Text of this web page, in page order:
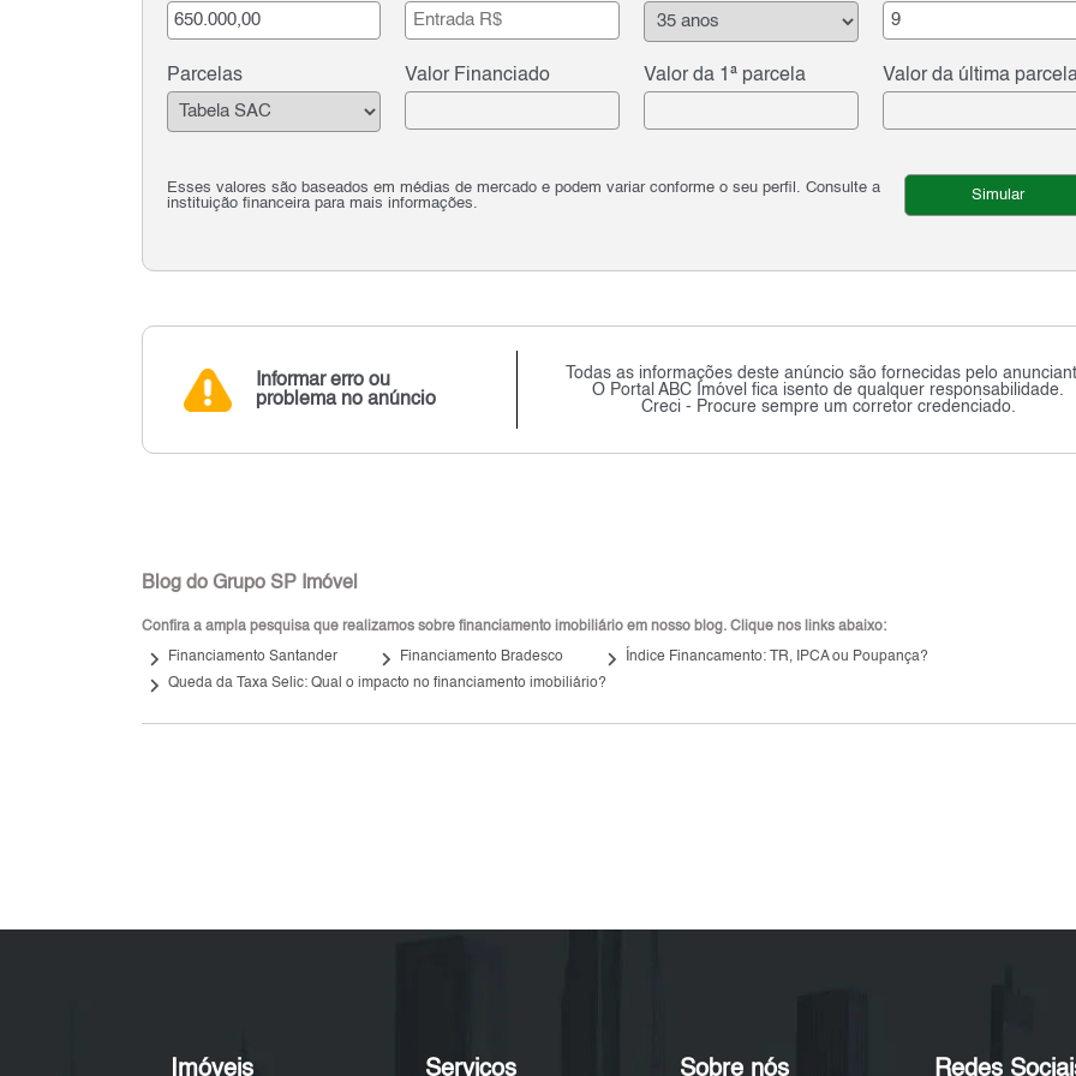
Parcelas Valor Financiado Valor da 1ª parcela Valor da última
Esses valores são baseados em médias de mercado e podem variar conforme o seu perfil. Consulte a
instituição financeira para mais informações.
Simular
Informar erro ou
problema no anúncio
Todas as informações deste anúncio são fornecidas pelo
O Portal ABC Imóvel fica isento de qualquer responsabilidade.
Creci - Procure sempre um corretor credenciado.
Blog do Grupo SP Imóvel
Confira a ampla pesquisa que realizamos sobre financiamento imobiliário em nosso blog. Clique nos links abaixo:
keyboard_arrow_right Financiamento Santander keyboard_arrow_right Financiamento Bradesco keyboard_arrow_right Índice Financamento: TR, IPCA ou Poupança?
keyboard_arrow_right Queda da Taxa Selic: Qual o impacto no financiamento imobiliário?
Imóveis Serviços Sobre nós Redes